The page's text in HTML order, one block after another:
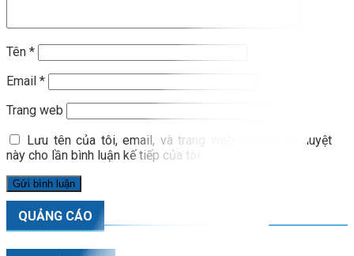
Tên *
Email *
Trang web
Lưu tên của tôi, email, và trang web trong trình duyệt
này cho lần bình luận kế tiếp của tôi.
QUẢNG CÁO